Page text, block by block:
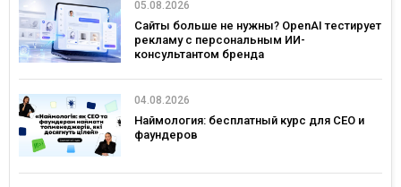
05.08.2026
Сайты больше не нужны? OpenAI тестирует
рекламу с персональным ИИ-
консультантом бренда
04.08.2026
Наймология: бесплатный курс для CEO и
фаундеров